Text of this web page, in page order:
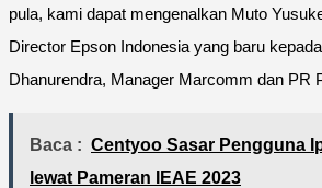
pula, kami dapat mengenalkan Muto
Director Epson Indonesia yang baru
Dhanurendra, Manager Marcomm dan PR
Baca : Centyoo Sasar Pengguna
lewat Pameran IEAE 2023